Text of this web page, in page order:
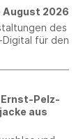
sorgt für
und
2026
des
für den
Ernst-Pelz-
aus